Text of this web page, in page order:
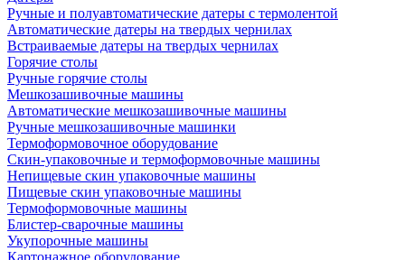
Ручные и полуавтоматические датеры с термолентой
Автоматические датеры на твердых чернилах
Встраиваемые датеры на твердых чернилах
Горячие столы
Ручные горячие столы
Мешкозашивочные машины
Автоматические мешкозашивочные машины
Ручные мешкозашивочные машинки
Термоформовочное оборудование
Скин-упаковочные и термоформовочные машины
Непищевые скин упаковочные машины
Пищевые скин упаковочные машины
Термоформовочные машины
Блистер-сварочные машины
Укупорочные машины
Картонажное оборудование